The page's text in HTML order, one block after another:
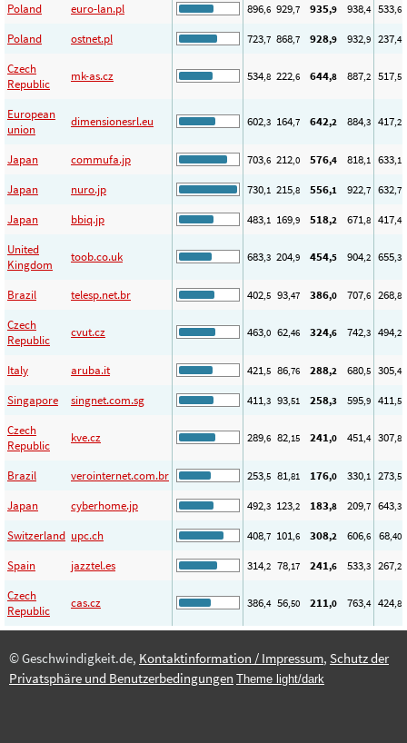
Poland euro-lan.pl 896,6 929,7 935,9 938,4 533,6
Poland ostnet.pl 723,7 868,7 928,9 932,9 237,4
Czech
Republic
mk-as.cz 534,8 222,6 644,8 887,2 517,5
European
union
dimensionesrl.eu 602,3 164,7 642,2 884,3 417,2
Japan commufa.jp 703,6 212,0 576,4 818,1 633,1
Japan nuro.jp 730,1 215,8 556,1 922,7 632,7
Japan bbiq.jp 483,1 169,9 518,2 671,8 417,4
United
Kingdom
toob.co.uk 683,3 204,9 454,5 904,2 655,3
Brazil telesp.net.br 402,5 93,47 386,0 707,6 268,8
Czech
Republic
cvut.cz 463,0 62,46 324,6 742,3 494,2
Italy aruba.it 421,5 86,76 288,2 680,5 305,4
Singapore singnet.com.sg 411,3 93,51 258,3 595,9 411,5
Czech
Republic
kve.cz 289,6 82,15 241,0 451,4 307,8
Brazil verointernet.com.br 253,5 81,81 176,0 330,1 273,5
Japan cyberhome.jp 492,3 123,2 183,8 209,7 643,3
Switzerland upc.ch 408,7 101,6 308,2 606,6 68,40
Spain jazztel.es 314,2 78,17 241,6 533,3 267,2
Czech
Republic
cas.cz 386,4 56,50 211,0 763,4 424,8
© Geschwindigkeit.de, Kontaktinformation / Impressum, Schutz der
Privatsphäre und Benutzerbedingungen Theme light/dark